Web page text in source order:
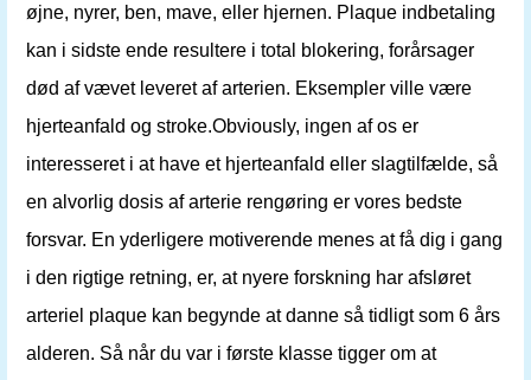
øjne, nyrer, ben, mave, eller hjernen. Plaque indbetaling
kan i sidste ende resultere i total blokering, forårsager
død af vævet leveret af arterien. Eksempler ville være
hjerteanfald og stroke.Obviously, ingen af ​​os er
interesseret i at have et hjerteanfald eller slagtilfælde, så
en alvorlig dosis af arterie rengøring er vores bedste
forsvar. En yderligere motiverende menes at få dig i gang
i den rigtige retning, er, at nyere forskning har afsløret
arteriel plaque kan begynde at danne så tidligt som 6 års
alderen. Så når du var i første klasse tigger om at